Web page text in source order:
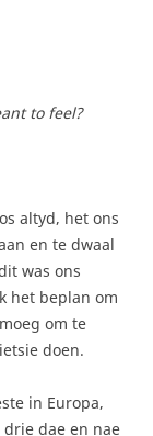
to feel?
altyd, het ons
en te dwaal
was ons
het beplan om
om te
doen.
in Europa,
dae en nae